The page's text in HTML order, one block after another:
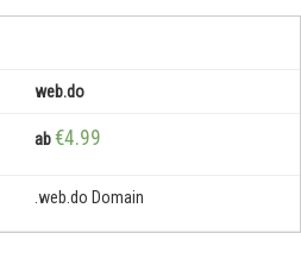
web.do
ab€4.99
.web.do Domain